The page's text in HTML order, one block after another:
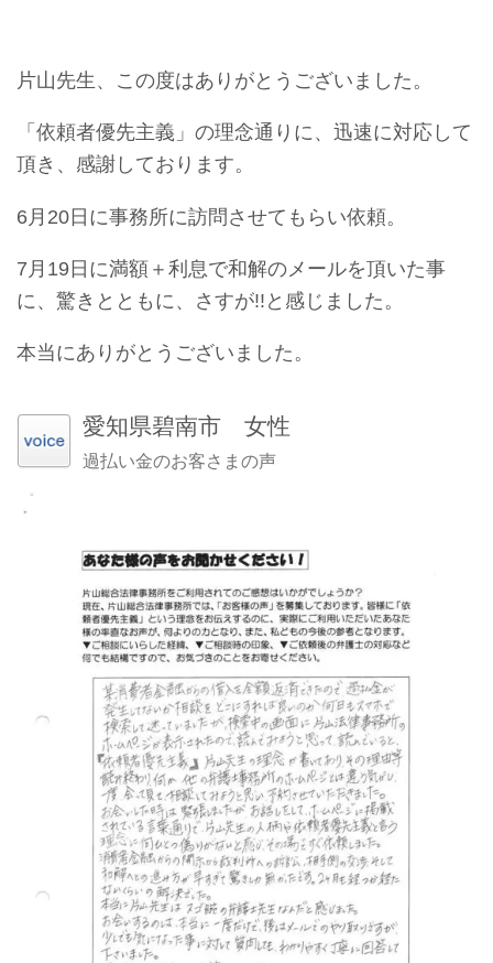
片山先生、この度はありがとうございました。
「依頼者優先主義」の理念通りに、迅速に対応して
頂き、感謝しております。
6月20日に事務所に訪問させてもらい依頼。
7月19日に満額＋利息で和解のメールを頂いた事
に、驚きとともに、さすが!!と感じました。
本当にありがとうございました。
愛知県碧南市 女性
過払い金のお客さまの声